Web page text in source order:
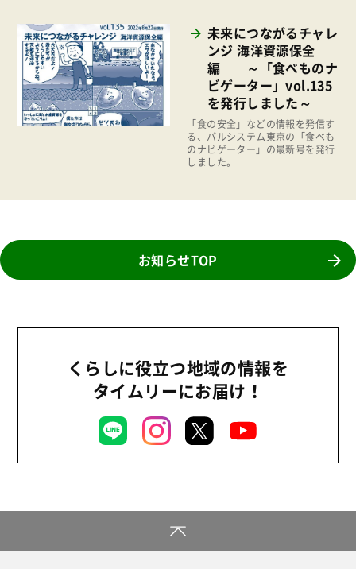
ぱる★キッズ
パルシステムでんき
広報
復興支援
福祉
2017年
2016年
2015年
2014年
未来につながるチャレ
ンジ 海洋資源保全
編 ～「食べものナ
ビゲーター」vol.135
を発行しました～
「食の安全」などの情報を発信す
る、パルシステム東京の「食べも
のナビゲーター」の最新号を発行
しました。
お知らせTOP
くらしに役立つ地域の情報を
タイムリーにお届け！